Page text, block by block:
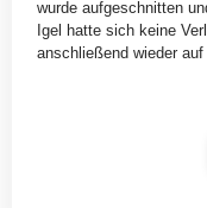
wurde aufgeschnitten
Igel hatte sich keine
anschließend wieder